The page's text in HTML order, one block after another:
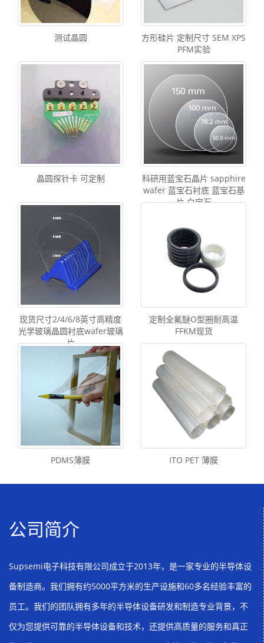
测试晶圆
方形硅片 定制尺寸 SEM XPS
PFM实验
晶圆探针卡 可定制
科研用蓝宝石晶片 sapphire
wafer 蓝宝石衬底 蓝宝石基
片 白宝石
现货尺寸2/4/6/8英寸高精度
光学玻璃晶圆衬底wafer玻璃
片
定制全氟醚O型圈耐高温
FFKM现货
PDMS薄膜 ITO PET 薄膜
公司简介
Supsemi电子科技有限公司成立于2013年，是一家专业的半导体设
备制造商。我们拥有约5000平方米的生产设施和60多名经验丰富的
员工。我们的团队拥有多年的半导体设备研发和制造专业背景，不
仅为您提供可靠的半导体设备和技术，还提供高质量的服务和真正